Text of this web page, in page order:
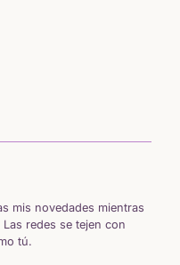
mis novedades mientras
redes se tejen con
tú.